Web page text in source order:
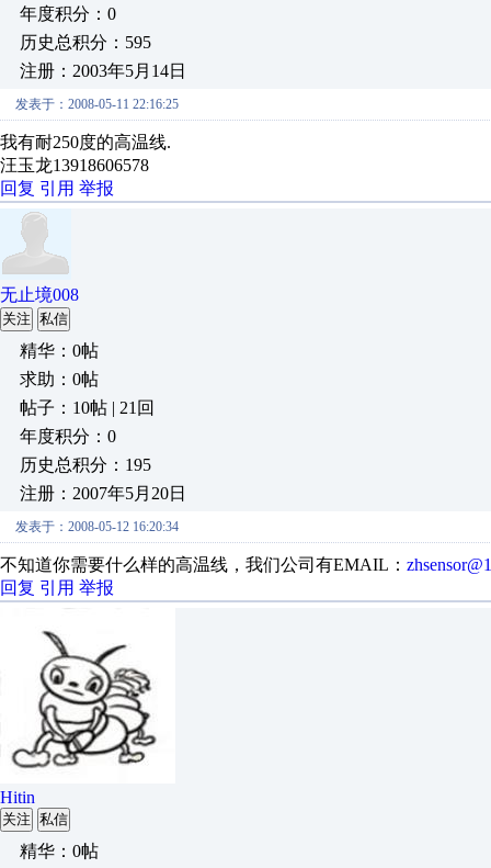
年度积分：0
历史总积分：595
注册：2003年5月14日
发表于：2008-05-11 22:16:25
我有耐250度的高温线.
汪玉龙13918606578
回复 引用 举报
无止境008
关注 私信
精华：0帖
求助：0帖
帖子：10帖 | 21回
年度积分：0
历史总积分：195
注册：2007年5月20日
发表于：2008-05-12 16:20:34
不知道你需要什么样的高温线，我们公司有EMAIL：
回复 引用 举报
Hitin
关注 私信
精华：0帖